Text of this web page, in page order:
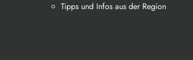
Tipps und Infos aus der Region